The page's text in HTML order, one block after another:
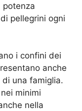
potenza
pellegrini ogni
i confini dei
anche
una famiglia.
minimi
nella